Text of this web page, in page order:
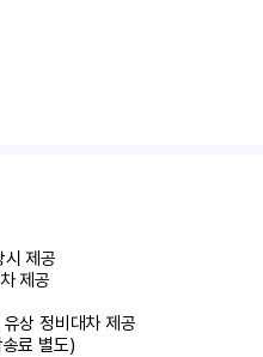
시 제공
제공
상 정비대차 제공
료 별도)